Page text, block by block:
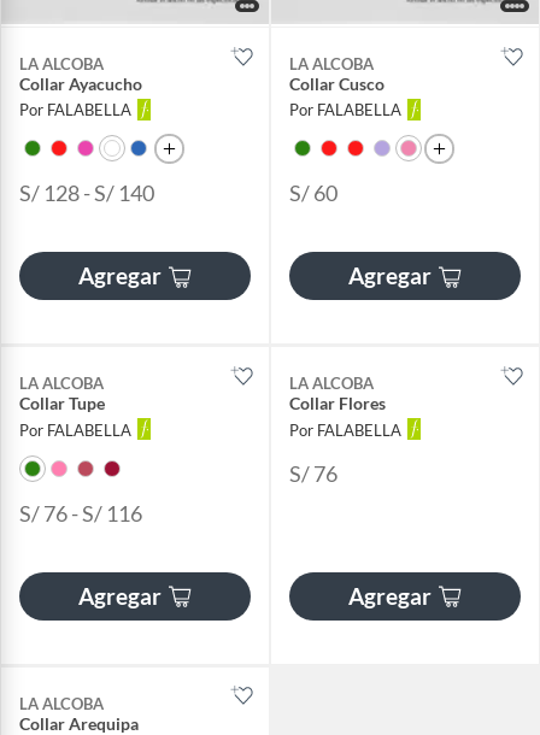
LA ALCOBA
Collar Ayacucho
Por FALABELLA
S/ 128 - S/ 140
Agregar
LA ALCOBA
Collar Cusco
Por FALABELLA
S/ 60
Agregar
LA ALCOBA
Collar Tupe
Por FALABELLA
S/ 76 - S/ 116
Agregar
LA ALCOBA
Collar Flores
Por FALABELLA
S/ 76
Agregar
LA ALCOBA
Collar Arequipa